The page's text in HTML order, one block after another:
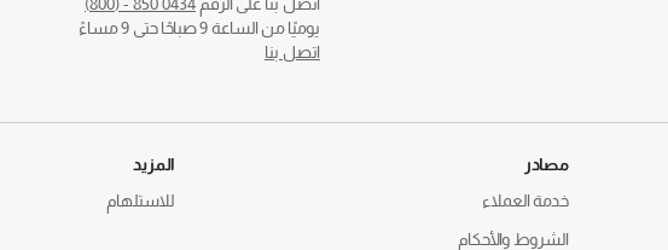
يوميًا من الساعة 9 صباحًا حتى 9 مساءً
اتصل بنا
مصادر
خدمة العملاء
الشروط والأحكام
المزيد
للاستلهام